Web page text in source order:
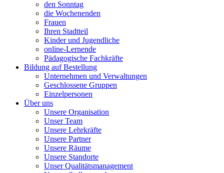
den Sonntag
die Wochenenden
Frauen
Ihren Stadtteil
Kinder und Jugendliche
online-Lernende
Pädagogische Fachkräfte
Bildung auf Bestellung
Unternehmen und Verwaltungen
Geschlossene Gruppen
Einzelpersonen
Über uns
Unsere Organisation
Unser Team
Unsere Lehrkräfte
Unsere Partner
Unsere Räume
Unsere Standorte
Unser Qualitätsmanagement